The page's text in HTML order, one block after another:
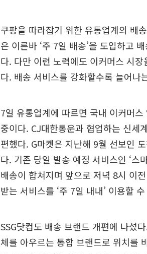
쿠팡을 따라잡기 위한 유통업계의 배
은 이른바 ‘주 7일 배송’을 도입하고
다. 다만 이런 노력에도 이커머스 시
다. 배송 서비스를 강화할수록 늘어나
7일 유통업계에 따르면 국내 이커머
중이다. CJ대한통운과 협업하는 신세
편했다. G마켓은 지난해 9월 선보인
다. 기존 당일 발송 예정 서비스인 ‘스
배송이 합쳐지며 앞으로 저녁 8시 이
받는 서비스를 ‘주 7일 내내’ 이용할
SSG닷컴도 배송 브랜드 개편에 나섰
체를 아우르는 통합 브랜드로 위치를